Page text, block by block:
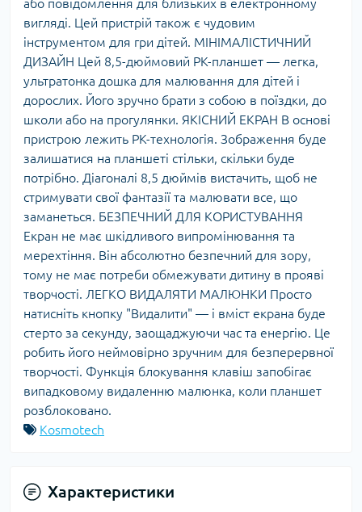
або повідомлення для близьких в електронному
вигляді. Цей пристрій також є чудовим
інструментом для гри дітей. МІНІМАЛІСТИЧНИЙ
ДИЗАЙН Цей 8,5-дюймовий РК-планшет — легка,
ультратонка дошка для малювання для дітей і
дорослих. Його зручно брати з собою в поїздки, до
школи або на прогулянки. ЯКІСНИЙ ЕКРАН В основі
пристрою лежить РК-технологія. Зображення буде
залишатися на планшеті стільки, скільки буде
потрібно. Діагоналі 8,5 дюймів вистачить, щоб не
стримувати свої фантазії та малювати все, що
заманеться. БЕЗПЕЧНИЙ ДЛЯ КОРИСТУВАННЯ
Екран не має шкідливого випромінювання та
мерехтіння. Він абсолютно безпечний для зору,
тому не має потреби обмежувати дитину в прояві
творчості. ЛЕГКО ВИДАЛЯТИ МАЛЮНКИ Просто
натисніть кнопку "Видалити" — і вміст екрана буде
стерто за секунду, заощаджуючи час та енергію. Це
робить його неймовірно зручним для безперервної
творчості. Функція блокування клавіш запобігає
випадковому видаленню малюнка, коли планшет
розблоковано.
Kosmotech
Характеристики